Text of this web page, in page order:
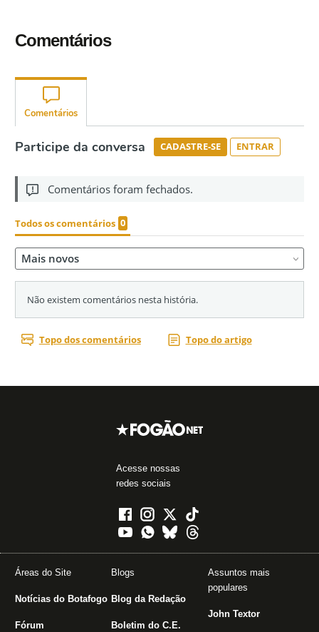
Comentários
Acesse nossas
redes sociais
Áreas do Site
Notícias do Botafogo
Fórum
Blogs
Blog da Redação
Boletim do C.E.
Assuntos mais
populares
John Textor